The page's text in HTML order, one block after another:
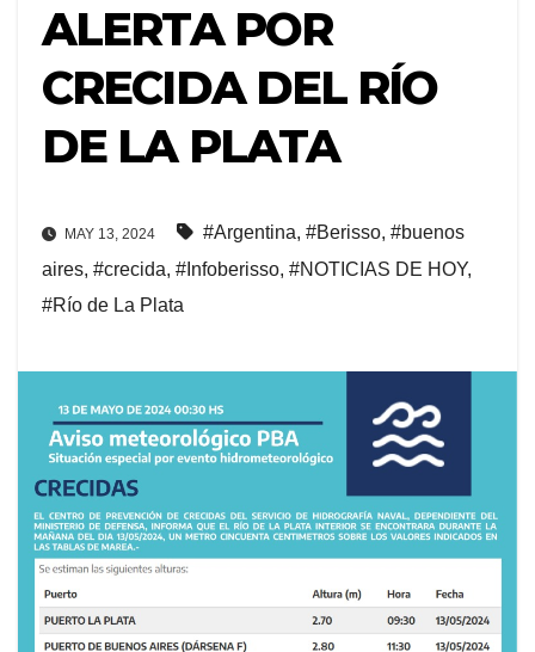
ALERTA POR
CRECIDA DEL RÍO
DE LA PLATA
MAY 13, 2024 #Argentina, #Berisso, #buenos
aires, #crecida, #Infoberisso, #NOTICIAS DE HOY,
#Río de La Plata